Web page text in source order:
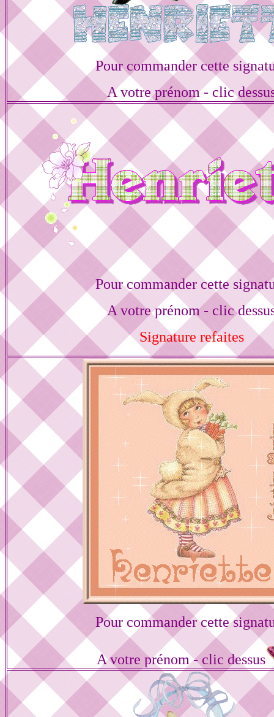
Pour commander cette
A votre prénom - clic
Pour commander cette
A votre prénom - clic
Signature refaites
Pour commander cette
A votre prénom - clic dessus